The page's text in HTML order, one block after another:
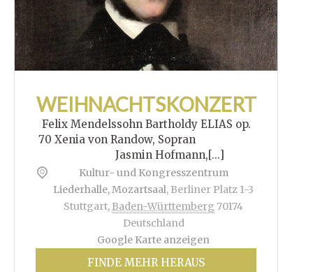
WEIHNACHTSKONZERT
Felix Mendelssohn Bartholdy ELIAS op.
70 Xenia von Randow, Sopran
Jasmin Hofmann,[...]
Kultur- und Kongresszentrum
Liederhalle, Mozartsaal, Berliner Platz 1-3
Stuttgart, Baden-Württemberg 70174
Deutschland
Google Karte anzeigen
FINDE MEHR HERAUS